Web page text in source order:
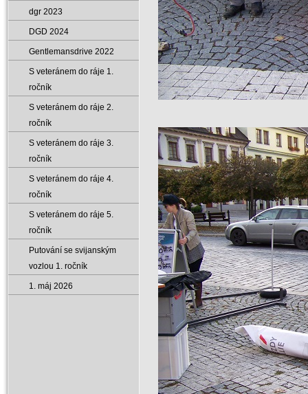
dgr 2023
DGD 2024
Gentlemansdrive 2022
S veteránem do ráje 1.
ročník
S veteránem do ráje 2.
ročník
S veteránem do ráje 3.
ročník
S veteránem do ráje 4.
ročník
S veteránem do ráje 5.
ročník
Putování se svijanským
vozlou 1. ročník
1. máj 2026